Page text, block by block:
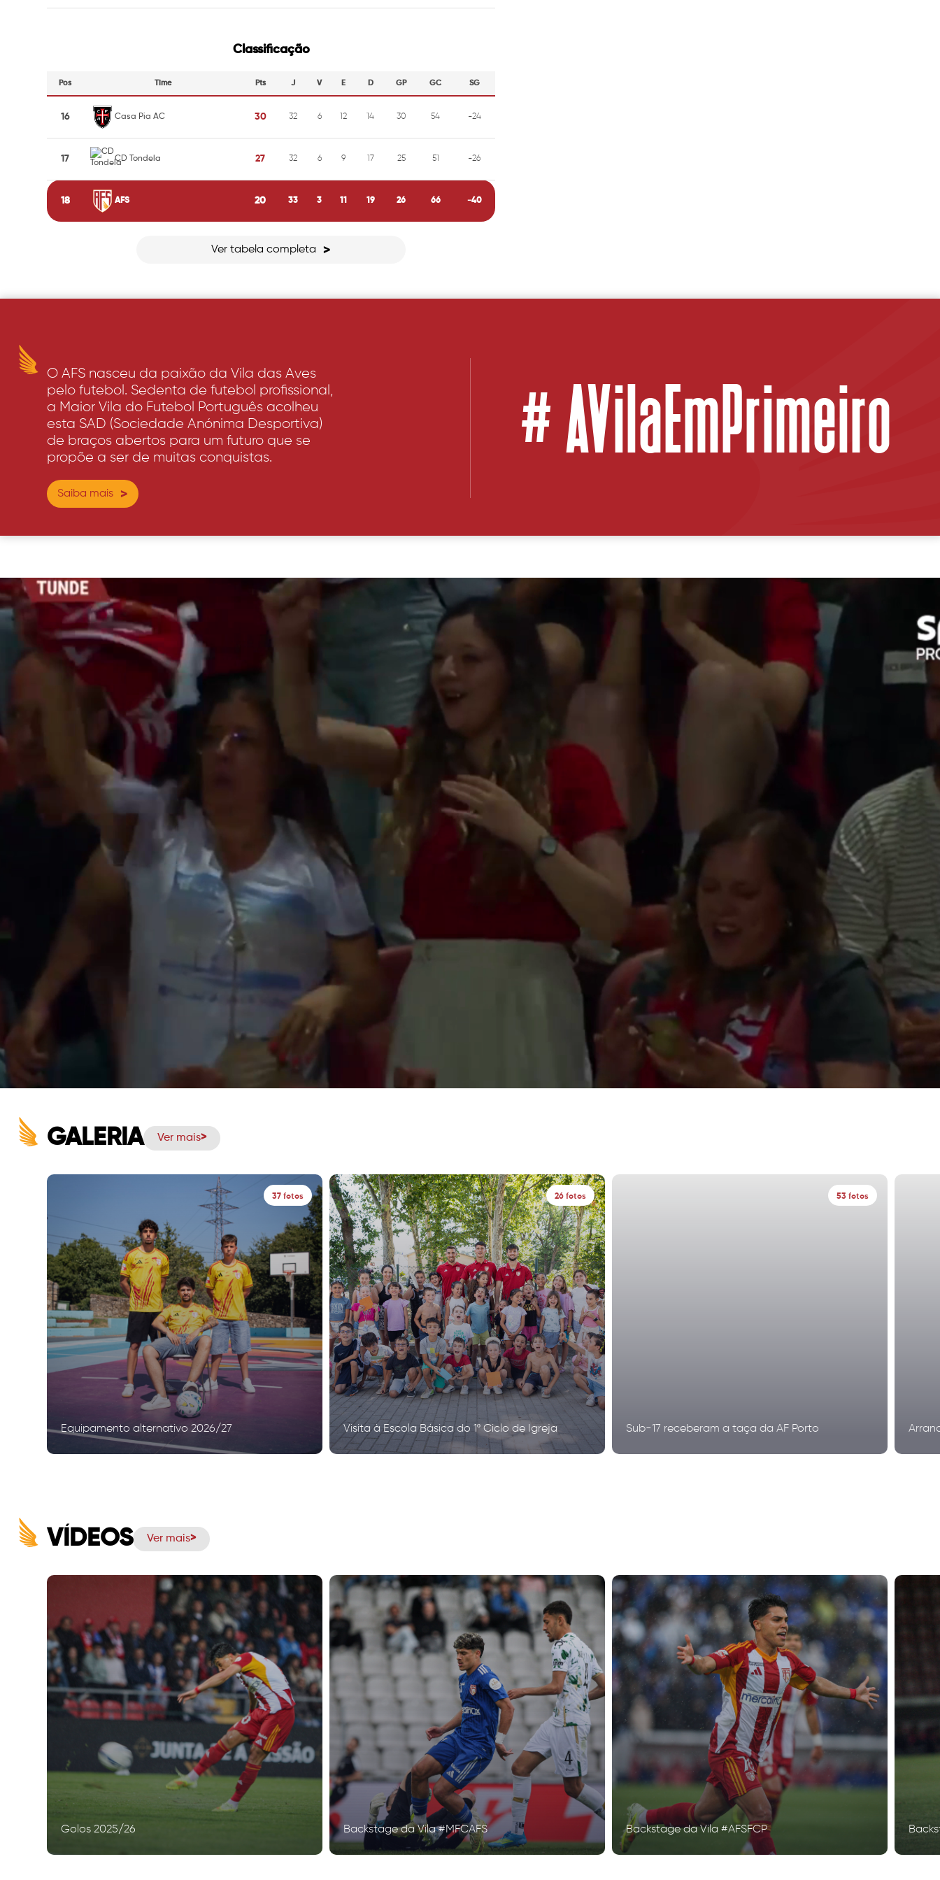
Classificação
Pos Time Pts J V E D GP GC SG
16 Casa Pia AC 30 32 6 12 14 30 54 -24
17 CD Tondela 27 32 6 9 17 25 51 -26
18 AFS 20 33 3 11 19 26 66 -40
Ver tabela completa >
O AFS nasceu da paixão da Vila das Aves
pelo futebol. Sedenta de futebol profissional,
a Maior Vila do Futebol Português acolheu
esta SAD (Sociedade Anónima Desportiva)
de braços abertos para um futuro que se
propõe a ser de muitas conquistas.
Saiba mais > #AVilaEmPrimeiro
GALERIA Ver mais
37 fotos
Equipamento alternativo 2026/27
26 fotos
Visita à Escola Básica do 1º Ciclo de Igreja
53 fotos
Sub-17 receberam a taça da AF Porto
VÍDEOS Ver mais
Golos 2025/26 Backstage da Vila #MFCAFS Backstage da Vila #AFSFCP